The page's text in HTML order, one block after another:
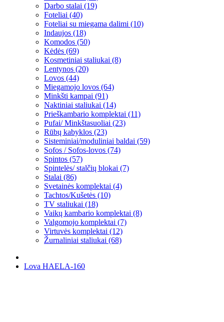
Darbo stalai (19)
Foteliai (40)
Foteliai su miegama dalimi (10)
Indaujos (18)
Komodos (50)
Kėdės (69)
Kosmetiniai staliukai (8)
Lentynos (20)
Lovos (44)
Miegamojo lovos (64)
Minkšti kampai (91)
Naktiniai staliukai (14)
Prieškambario komplektai (11)
Pufai/ Minkštasuoliai (23)
Rūbų kabyklos (23)
Sisteminiai/moduliniai baldai (59)
Sofos / Sofos-lovos (74)
Spintos (57)
Spintelės/ stalčių blokai (7)
Stalai (86)
Svetainės komplektai (4)
Tachtos/Kušetės (10)
TV staliukai (18)
Vaikų kambario komplektai (8)
Valgomojo komplektai (7)
Virtuvės komplektai (12)
Žurnaliniai staliukai (68)
Lova HAELA-160